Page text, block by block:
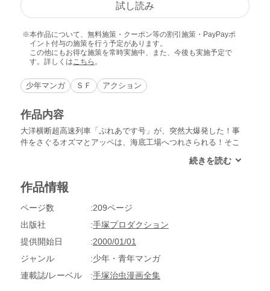
試し読み
本作品について、無料施策・クーポン等の割引施策・PayPayポ
イント付与の施策を行う予定があります。
この他にもお得な施策を常時実施中、また、今後も実施予定で
す。詳しくはこちら 。
少年マンガ ＳＦ アクション
作品内容
大洋横断超高速列車「ぷれあです号」が、突然大爆発した！事
件をさぐるオズマとアッペは、海底工場へつれさられる！そこ
作品情報
ページ数
209ページ
出版社
手塚プロダクション
提供開始日
2000/01/01
ジャンル
少年・青年マンガ
連載誌/レーベル
手塚治虫漫画全集